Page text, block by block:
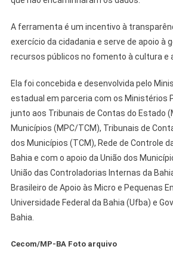
A ferramenta é um incentivo à
exercício da cidadania e serve de apoio à
recursos públicos no fomento à cultura e
Ela foi concebida e desenvolvida pelo
estadual em parceria com os Ministérios
junto aos Tribunais de Contas do Estado
Municípios (MPC/TCM), Tribunais de
dos Municípios (TCM), Rede de Controle
Bahia e com o apoio da União dos
União das Controladorias Internas da
Brasileiro de Apoio às Micro e Pequenas
Universidade Federal da Bahia (Ufba) e
Bahia.
Cecom/MP-BA Foto arquivo